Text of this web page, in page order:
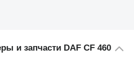
и запчасти DAF CF 460